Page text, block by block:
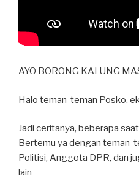
AYO BORONG KALUNG
Halo teman-teman Posko,
Jadi ceritanya, beberapa
Bertemu ya dengan teman-
Politisi, Anggota DPR, dan
lain